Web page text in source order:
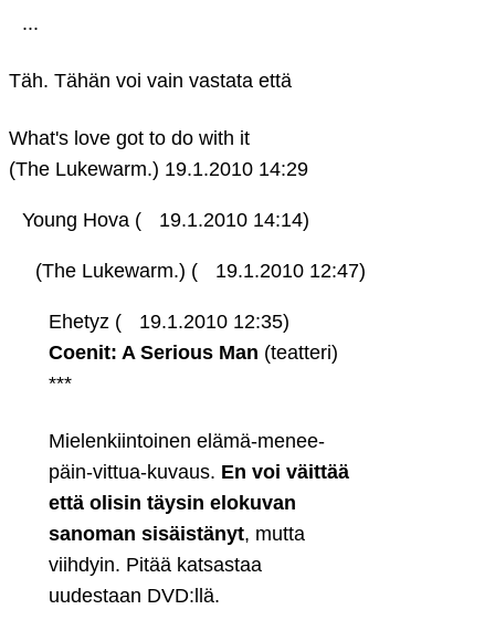
...
Täh. Tähän voi vain vastata että
What's love got to do with it
(The Lukewarm.) 19.1.2010 14:29
Young Hova ( 19.1.2010 14:14)
(The Lukewarm.) ( 19.1.2010 12:47)
Ehetyz (
19.1.2010 12:35)
Coenit: A Serious Man (teatteri)
***
Mielenkiintoinen elämä-menee-
päin-vittua-kuvaus. En voi väittää
että olisin täysin elokuvan
sanoman sisäistänyt, mutta
viihdyin. Pitää katsastaa
uudestaan DVD:llä.